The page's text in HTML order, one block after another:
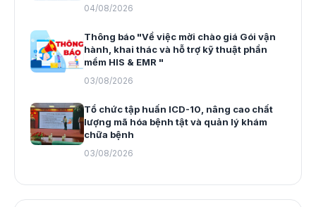
04/08/2026
Thông báo "Về việc mời chào giá Gói vận
hành, khai thác và hỗ trợ kỹ thuật phần
mềm HIS & EMR "
03/08/2026
Tổ chức tập huấn ICD-10, nâng cao chất
lượng mã hóa bệnh tật và quản lý khám
chữa bệnh
03/08/2026